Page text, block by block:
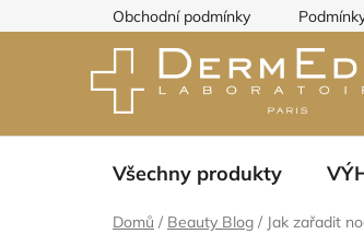
na
Obchodní podmínky
Všechny produkty
Domů / Beauty Blog / Jak zařadit